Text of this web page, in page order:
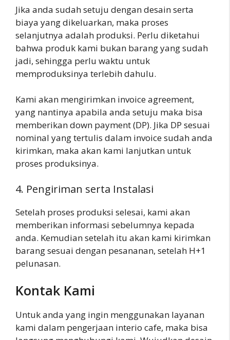
Jika anda sudah setuju dengan desain serta
biaya yang dikeluarkan, maka proses
selanjutnya adalah produksi. Perlu diketahui
bahwa produk kami bukan barang yang sudah
jadi, sehingga perlu waktu untuk
memproduksinya terlebih dahulu.
Kami akan mengirimkan invoice agreement,
yang nantinya apabila anda setuju maka bisa
memberikan down payment (DP). Jika DP sesuai
nominal yang tertulis dalam invoice sudah anda
kirimkan, maka akan kami lanjutkan untuk
proses produksinya.
4. Pengiriman serta Instalasi
Setelah proses produksi selesai, kami akan
memberikan informasi sebelumnya kepada
anda. Kemudian setelah itu akan kami kirimkan
barang sesuai dengan pesananan, setelah H+1
pelunasan.
Kontak Kami
Untuk anda yang ingin menggunakan layanan
kami dalam pengerjaan interio cafe, maka bisa